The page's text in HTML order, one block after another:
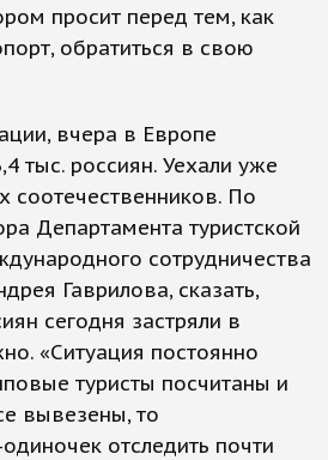
просит перед тем, как
обратиться в свою
вчера в Европе
тыс. россиян. Уехали уже
соотечественников. По
Департамента туристской
сотрудничества
Гаврилова, сказать,
сегодня застряли в
«Ситуация постоянно
туристы посчитаны и
вывезены, то
отследить почти